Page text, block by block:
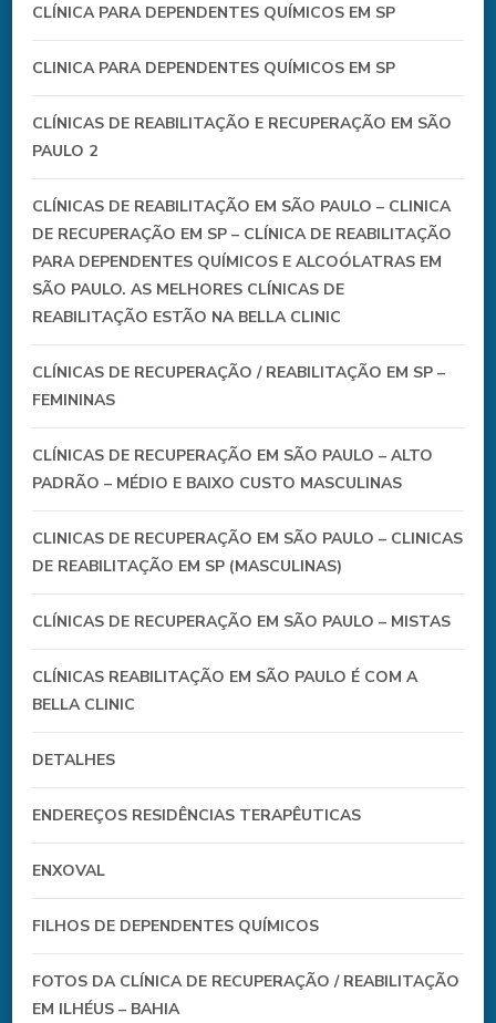
CLÍNICA PARA DEPENDENTES QUÍMICOS EM SP
CLINICA PARA DEPENDENTES QUÍMICOS EM SP
CLÍNICAS DE REABILITAÇÃO E RECUPERAÇÃO EM SÃO
PAULO 2
CLÍNICAS DE REABILITAÇÃO EM SÃO PAULO – CLINICA
DE RECUPERAÇÃO EM SP – CLÍNICA DE REABILITAÇÃO
PARA DEPENDENTES QUÍMICOS E ALCOÓLATRAS EM
SÃO PAULO. AS MELHORES CLÍNICAS DE
REABILITAÇÃO ESTÃO NA BELLA CLINIC
CLÍNICAS DE RECUPERAÇÃO / REABILITAÇÃO EM SP –
FEMININAS
CLÍNICAS DE RECUPERAÇÃO EM SÃO PAULO – ALTO
PADRÃO – MÉDIO E BAIXO CUSTO MASCULINAS
CLINICAS DE RECUPERAÇÃO EM SÃO PAULO – CLINICAS
DE REABILITAÇÃO EM SP (MASCULINAS)
CLÍNICAS DE RECUPERAÇÃO EM SÃO PAULO – MISTAS
CLÍNICAS REABILITAÇÃO EM SÃO PAULO É COM A
BELLA CLINIC
DETALHES
ENDEREÇOS RESIDÊNCIAS TERAPÊUTICAS
ENXOVAL
FILHOS DE DEPENDENTES QUÍMICOS
FOTOS DA CLÍNICA DE RECUPERAÇÃO / REABILITAÇÃO
EM ILHÉUS – BAHIA